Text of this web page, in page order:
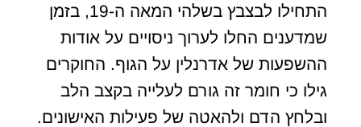
התחילו לבצבץ בשלהי המאה ה-19, בזמן
שמדענים החלו לערוך ניסויים על אודות
ההשפעות של אדרנלין על הגוף. החוקרים
גילו כי חומר זה גורם לעלייה בקצב הלב
ובלחץ הדם ולהאטה של פעילות האישונים.